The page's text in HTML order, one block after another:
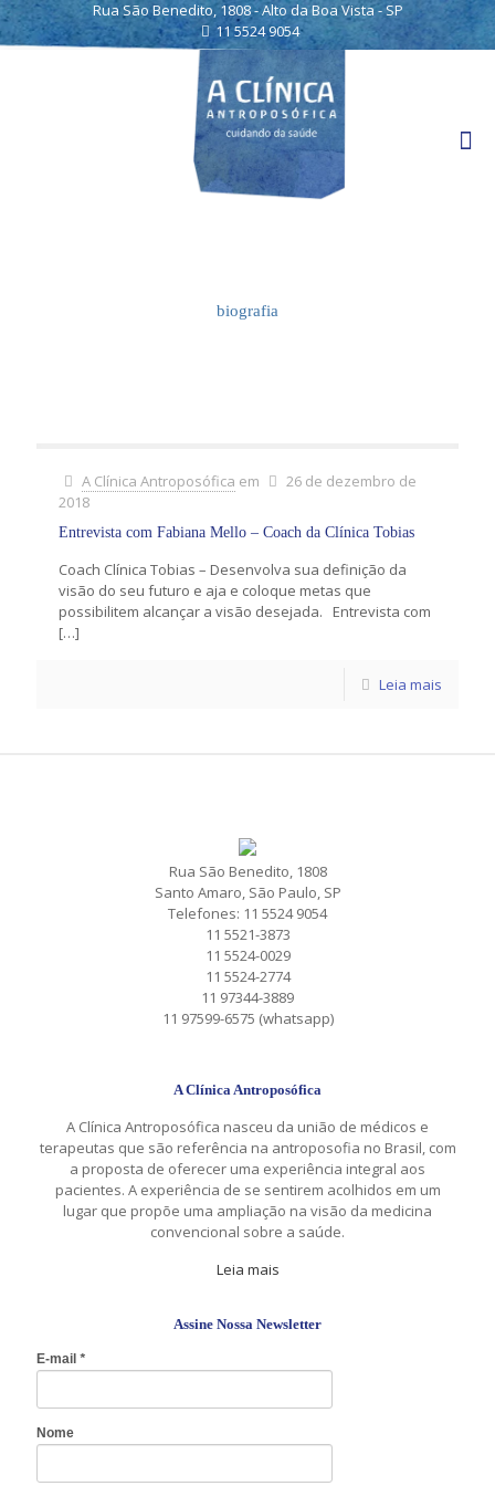
Rua São Benedito, 1808 - Alto da Boa Vista - SP
11 5524 9054
biografia
A Clínica Antroposófica em
26 de dezembro de
2018
Entrevista com Fabiana Mello – Coach da Clínica Tobias
Coach Clínica Tobias – Desenvolva sua definição da
visão do seu futuro e aja e coloque metas que
possibilitem alcançar a visão desejada. Entrevista com
[…]
Leia mais
Rua São Benedito, 1808
Santo Amaro, São Paulo, SP
Telefones: 11 5524 9054
11 5521-3873
11 5524-0029
11 5524-2774
11 97344-3889
11 97599-6575 (whatsapp)
A Clínica Antroposófica
A Clínica Antroposófica nasceu da união de médicos e
terapeutas que são referência na antroposofia no Brasil, com
a proposta de oferecer uma experiência integral aos
pacientes. A experiência de se sentirem acolhidos em um
lugar que propõe uma ampliação na visão da medicina
convencional sobre a saúde.
Leia mais
Assine Nossa Newsletter